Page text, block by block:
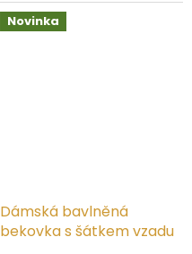
Novinka
Dámská bavlněná
bekovka s šátkem vzadu